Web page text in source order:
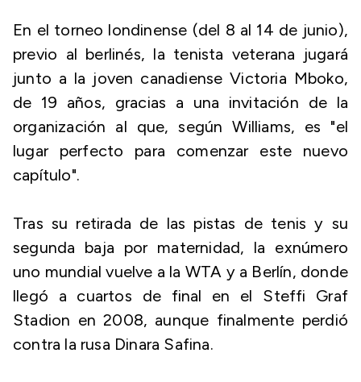
En el torneo londinense (del 8 al 14 de junio),
previo al berlinés, la tenista veterana jugará
junto a la joven canadiense Victoria Mboko,
de 19 años, gracias a una invitación de la
organización al que, según Williams, es "el
lugar perfecto para comenzar este nuevo
capítulo".
Tras su retirada de las pistas de tenis y su
segunda baja por maternidad, la exnúmero
uno mundial vuelve a la WTA y a Berlín, donde
llegó a cuartos de final en el Steffi Graf
Stadion en 2008, aunque finalmente perdió
contra la rusa Dinara Safina.